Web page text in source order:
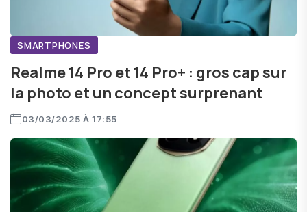
SMARTPHONES
Realme 14 Pro et 14 Pro+ : gros cap sur
la photo et un concept surprenant
03/03/2025 À 17:55